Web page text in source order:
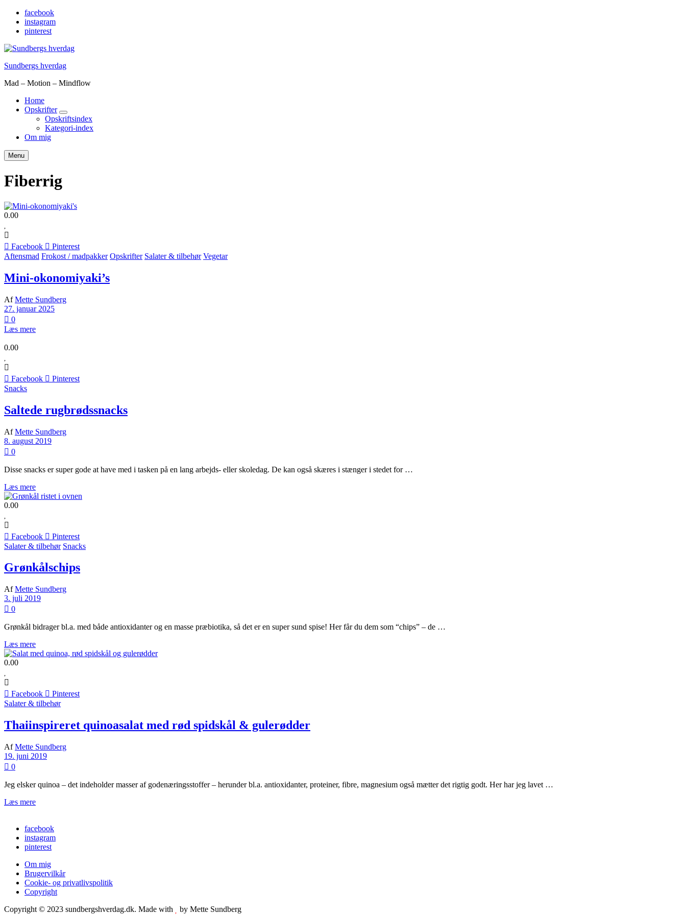
facebook
instagram
pinterest
Sundbergs hverdag
Mad – Motion – Mindflow
Home
Opskrifter
expand
child
menu
Opskriftsindex
Kategori-index
Om mig
SøgMenu
Fiberrig
0.00
Facebook
Pinterest
Aftensmad Frokost / madpakker Opskrifter Salater & tilbehør Vegetar
Mini-okonomiyaki’s
AfMette Sundberg
27. januar 2025
0
Læs mere
0.00
Facebook
Pinterest
Snacks
Saltede rugbrødssnacks
AfMette Sundberg
8. august 2019
0
Disse snacks er super gode at have med i tasken på en lang arbejds- eller skoledag. De kan også skæres i stænger i stedet for …
Læs mere
0.00
Facebook
Pinterest
Salater & tilbehør Snacks
Grønkålschips
AfMette Sundberg
3. juli 2019
0
Grønkål bidrager bl.a. med både antioxidanter og en masse præbiotika, så det er en super sund spise! Her får du dem som “chips” – de …
Læs mere
0.00
Facebook
Pinterest
Salater & tilbehør
Thaiinspireret quinoasalat med rød spidskål & gulerødder
AfMette Sundberg
19. juni 2019
0
Jeg elsker quinoa – det indeholder masser af godenæringsstoffer – herunder bl.a. antioxidanter, proteiner, fibre, magnesium også mætter det rigtig godt. Her har jeg lavet …
Læs mere
facebook
instagram
pinterest
Om mig
Brugervilkår
Cookie- og privatlivspolitik
Copyright
Copyright © 2023 sundbergshverdag.dk. Made with
by Mette Sundberg